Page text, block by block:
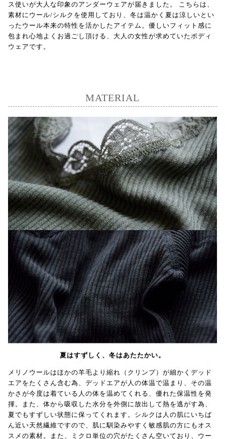
ス使いが大人な印象のアンダーウェアが届きました。 こちらは、
素材にウール/シルクを使用しており、冬は温かく夏は涼しいとい
ったウール本来の特性を活かしたアイテム。優しいフィット感に
包まれ心地よくお過ごし頂ける、大人の女性が求めていたボディ
ウェアです。
MATERIAL
夏はすずしく、冬はあたたかい。
メリノウールはほかの羊毛より縮れ（クリンプ）が細かくデッド
エアをたくさん含む為、デッドエアが人の体温で温まり、その温
かさが今度は着ている人の体を温めてくれる、優れた保温性を発
揮。また、体から吸収した水分を外側に放出して熱を逃がす為、
夏でもすずしい状態に保ってくれます。シルクは人の肌にいちば
ん近い天然繊維ですので、肌に馴染みやすく敏感肌の方にもオス
スメの素材。また、ミクロ単位の穴がたくさん空いており、ウー